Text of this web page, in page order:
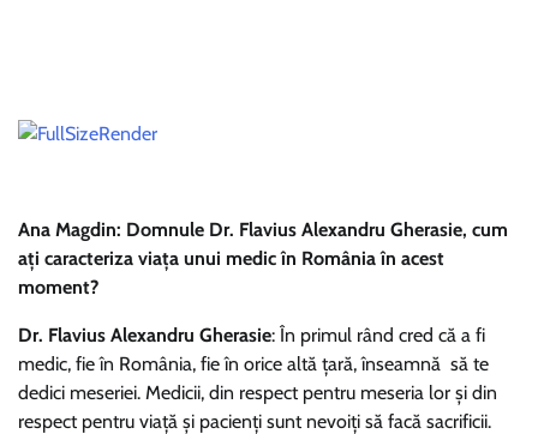
Ana Magdin: Domnule Dr. Flavius Alexandru Gherasie, cum
ați caracteriza viața unui medic în România în acest
moment?
Dr. Flavius Alexandru Gherasie: În primul rând cred că a fi
medic, fie în România, fie în orice altă țară, înseamnă să te
dedici meseriei. Medicii, din respect pentru meseria lor și din
respect pentru viață și pacienți sunt nevoiți să facă sacrificii.